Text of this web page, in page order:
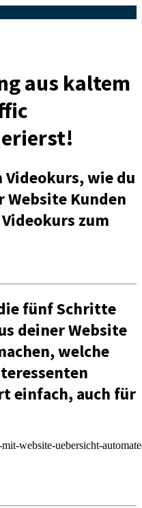
aus kaltem
Videokurs, wie du
Kunden
zum
fünf Schritte
deiner Website
welche
einfach, auch für